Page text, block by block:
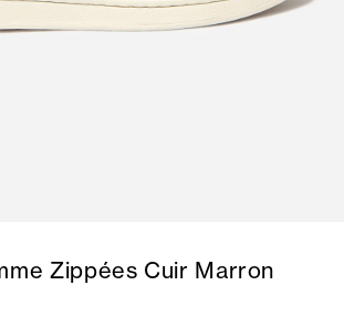
Zippées Cuir Marron